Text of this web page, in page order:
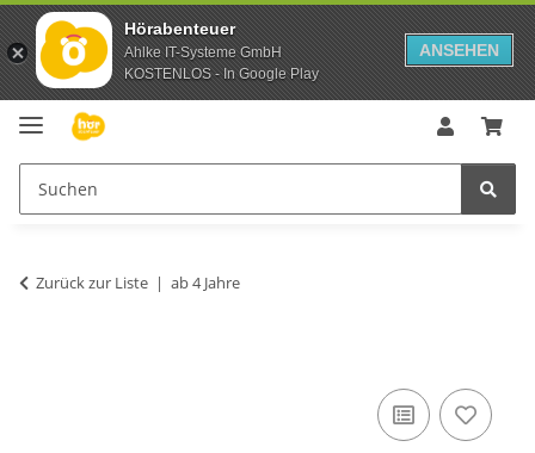
Hörabenteuer
Ahlke IT-Systeme GmbH
KOSTENLOS - In Google Play
ANSEHEN
Zurück zur Liste ab 4 Jahre